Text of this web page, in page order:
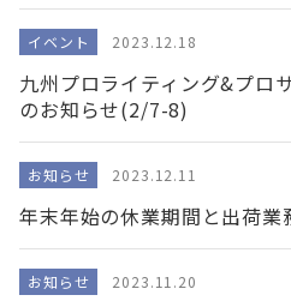
イベント 2023.12.18
九州プロライティング&プロ
のお知らせ(2/7-8)
お知らせ 2023.12.11
年末年始の休業期間と出荷業
お知らせ 2023.11.20